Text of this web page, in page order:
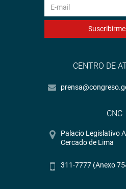
Suscribirme
CENTRO DE
CNC
Palacio Legislativo
Cercado de Lima
311-7777 (Anexo